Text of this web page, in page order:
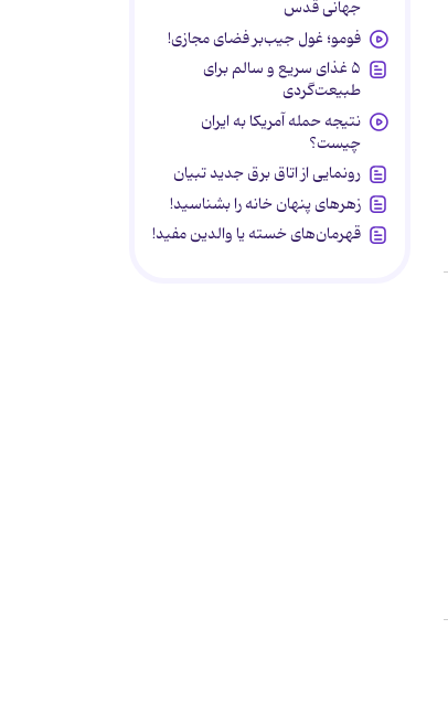
جهانی قدس
فومو؛ غول جیب‌بر فضای مجازی!
۵ غذای سریع و سالم برای
طبیعت‌گردی
نتیجه حمله آمریکا به ایران
چیست؟
رونمایی از اتاق برق جدید تبیان
زهرهای پنهان خانه را بشناسید!
قهرمان‌های خسته یا والدین مفید!